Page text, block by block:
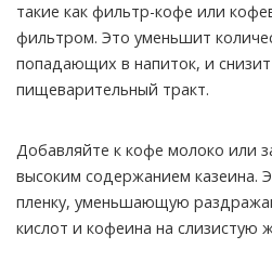
такие как фильтр-кофе или
фильтром. Это уменьшит
попадающих в напиток, и снизит
пищеварительный тракт.
Добавляйте к кофе молоко или
высоким содержанием казеина.
пленку, уменьшающую
кислот и кофеина на слизистую